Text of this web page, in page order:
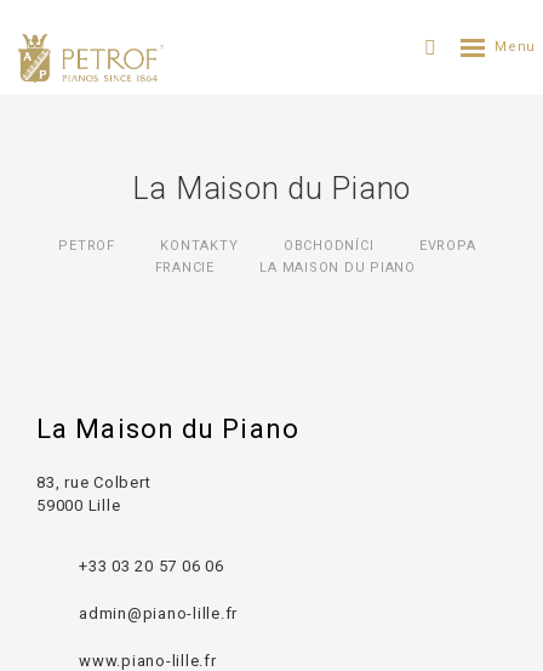
La Maison du Piano
PETROF KONTAKTY OBCHODNÍCI
EVROPA
FRANCIE
LA MAISON DU PIANO
La Maison du Piano
83, rue Colbert
59000 Lille
+33 03 20 57 06 06
admin@piano-lille.fr
www.piano-lille.fr